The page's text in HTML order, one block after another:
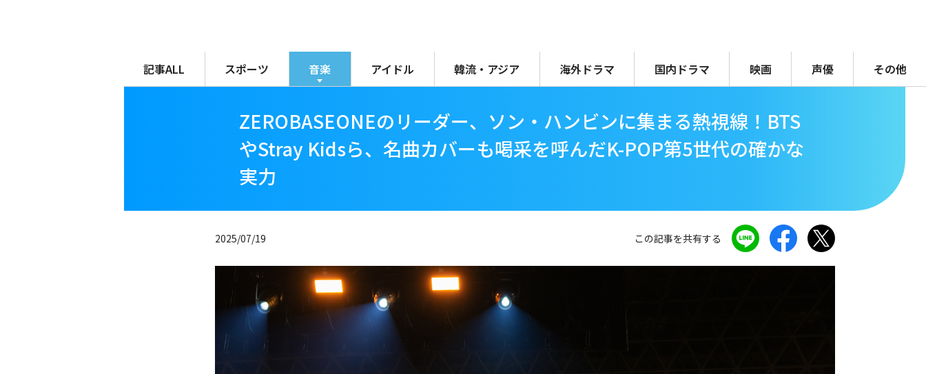
記事ALL スポーツ 音楽 アイドル 韓流・アジア 海外ドラマ 国内ドラマ 映画 声優 その他
ZEROBASEONEのリーダー、ソン・ハンビンに集まる熱視線！BTS
やStray Kidsら、名曲カバーも喝采を呼んだK-POP第5世代の確かな
実力
2025/07/19 この記事を共有する